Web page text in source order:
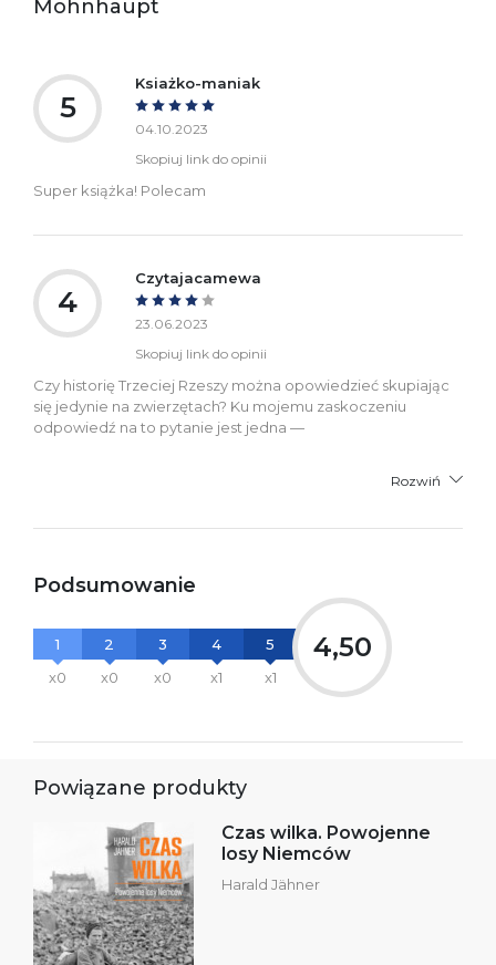
Mohnhaupt
5
Ksiażko-maniak
04.10.2023
Skopiuj link do opinii
Super książka! Polecam
4
Czytajacamewa
23.06.2023
Skopiuj link do opinii
Czy historię Trzeciej Rzeszy można opowiedzieć skupiając
się jedynie na zwierzętach? Ku mojemu zaskoczeniu
odpowiedź na to pytanie jest jedna —
Rozwiń
Podsumowanie
1
x0
2
x0
3
x0
4
x1
5
x1
4,50
Powiązane produkty
Czas wilka. Powojenne
losy Niemców
Harald Jähner